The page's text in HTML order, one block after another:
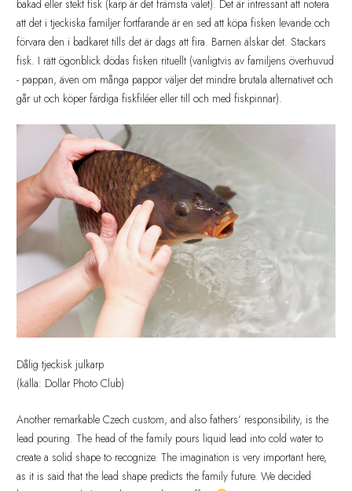
bakad eller stekt fisk (karp är det främsta valet). Det är intressant att notera
att det i tjeckiska familjer fortfarande är en sed att köpa fisken levande och
förvara den i badkaret tills det är dags att fira. Barnen älskar det. Stackars
fisk. I rätt ögonblick dödas fisken rituellt (vanligtvis av familjens överhuvud
- pappan, även om många pappor väljer det mindre brutala alternativet och
går ut och köper färdiga fiskfiléer eller till och med fiskpinnar).
Dålig tjeckisk julkarp
(källa: Dollar Photo Club)
Another remarkable Czech custom, and also fathers’ responsibility, is the
lead pouring. The head of the family pours liquid lead into cold water to
create a solid shape to recognize. The imagination is very important here,
as it is said that the lead shape predicts the family future. We decided